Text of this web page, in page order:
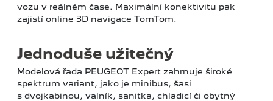
vozu v reálném čase. Maximální konektivitu pak
zajistí online 3D navigace TomTom.
Jednoduše užitečný
Modelová řada PEUGEOT Expert zahrnuje široké
spektrum variant, jako je minibus, šasi
s dvojkabinou, valník, sanitka, chladicí či obytný